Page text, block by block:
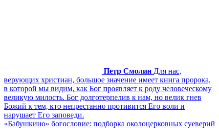
Петр Смолин Для нас,
верующих христиан, большое значение имеет книга пророка,
в которой мы видим, как Бог проявляет к роду человеческому
великую милость. Бог долготерпелив к нам, но велик гнев
Божий к тем, кто непрестанно противится Его воли и
нарушает Его заповеди.
«Бабушкино» богословие: подборка околоцерковных суеверий